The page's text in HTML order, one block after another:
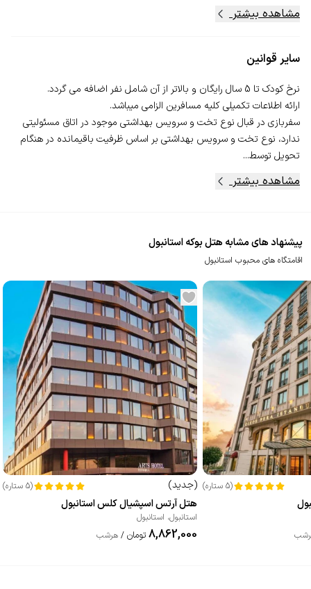
مشاهده بیشتر
سایر قوانین
سفربازی در قبال نوع تخت و سرویس بهداشتی موجود در اتاق مسئولیتی
ندارد، نوع تخت و سرویس بهداشتی بر اساس ظرفیت باقیمانده در هنگام
تحویل توسط...
مشاهده بیشتر
پیشنهاد های مشابه هتل بوکه استانبول
اقامتگاه های محبوب استانبول
(
5 ستاره)
(جدید)
(
5 ستاره)
هتل آرتس اسپشیال کلس استانبول
استانبول، استانبول
8,862,000 تومان / هرشب